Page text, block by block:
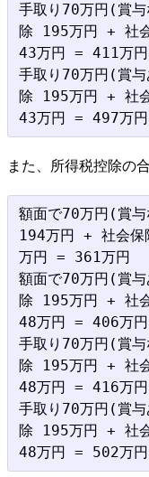
手取り70万円(賞
除 195万円 + 社
43万円 = 411万円
手取り70万円(賞
除 195万円 + 社
また、所得税控除の
額面で70万円(賞
194万円 + 社会
万円 = 361万円
額面で70万円(賞
除 195万円 + 社
48万円 = 406万円
手取り70万円(賞
除 195万円 + 社
48万円 = 416万円
手取り70万円(賞
除 195万円 + 社